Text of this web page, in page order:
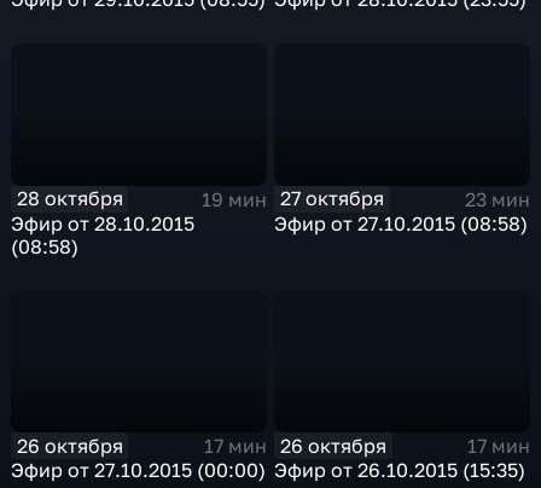
28 октября
19 мин
Эфир от 28.10.2015
(08:58)
27 октября
23 мин
Эфир от 27.10.2015 (08:58)
26 октября
17 мин
Эфир от 27.10.2015 (00:00)
26 октября
17 мин
Эфир от 26.10.2015 (15:35)